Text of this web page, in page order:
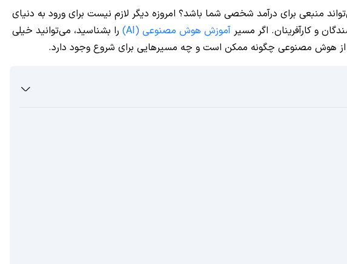
برای درآمد شخصی شما باشد؟ امروزه دیگر لازم نیست برای ورود به دنیای
و کارآفرینان. اگر مسیر آموزش هوش مصنوعی (AI)
را بشناسید، می‌توانید خیلی
از هوش مصنوعی چگونه ممکن است و چه مسیرهایی برای شروع وجود دارد.